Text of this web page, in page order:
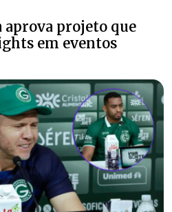
aprova projeto que
em eventos